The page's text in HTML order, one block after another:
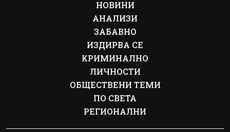
НОВИНИ
АНАЛИЗИ
ЗАБАВНО
ИЗДИРВА СЕ
КРИМИНАЛНО
ЛИЧНОСТИ
ОБЩЕСТВЕНИ ТЕМИ
ПО СВЕТА
РЕГИОНАЛНИ